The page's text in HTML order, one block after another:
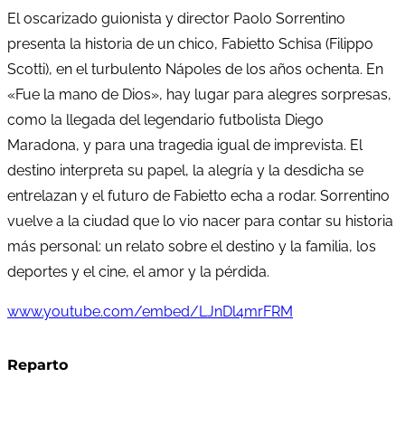
El oscarizado guionista y director Paolo Sorrentino
presenta la historia de un chico, Fabietto Schisa (Filippo
Scotti), en el turbulento Nápoles de los años ochenta. En
«Fue la mano de Dios», hay lugar para alegres sorpresas,
como la llegada del legendario futbolista Diego
Maradona, y para una tragedia igual de imprevista. El
destino interpreta su papel, la alegría y la desdicha se
entrelazan y el futuro de Fabietto echa a rodar. Sorrentino
vuelve a la ciudad que lo vio nacer para contar su historia
más personal: un relato sobre el destino y la familia, los
deportes y el cine, el amor y la pérdida.
www.youtube.com/embed/LJnDl4mrFRM
Reparto